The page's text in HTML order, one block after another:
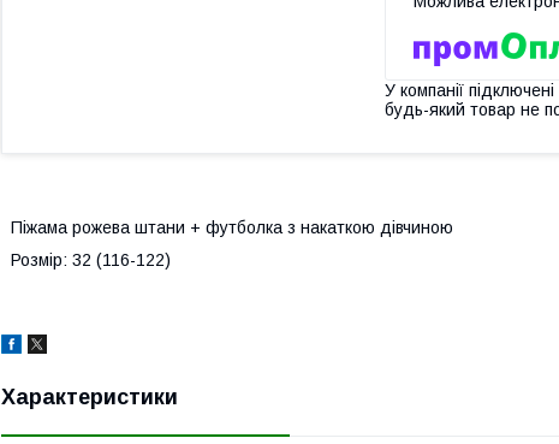
У компанії
будь-який товар не
Піжама рожева штани + футболка з накаткою дівчиною
Розмір: 32 (116-122)
Характеристики